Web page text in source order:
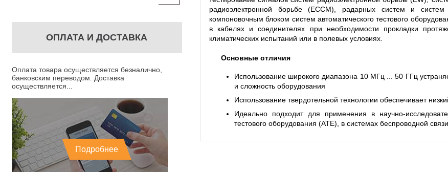
ОПЛАТА И ДОСТАВКА
Оплата товара осуществляется безналично,
банковским переводом. Доставка
осуществляется...
Подробнее
радиоэлектронной борьбе (ECCM), радарных систем и
компоновочным блоком систем автоматического тестового
в кабелях и соединителях при необходимости прокладки
климатических испытаний или в полевых условиях.
Основные отличия
Использование широкого диапазона 10 МГц ... 50 ГГц
и сложность оборудования
Использование твердотельной технологии обеспечивает
Идеально подходит для применения в научно-
тестового оборудования (ATE), в системах беспроводной